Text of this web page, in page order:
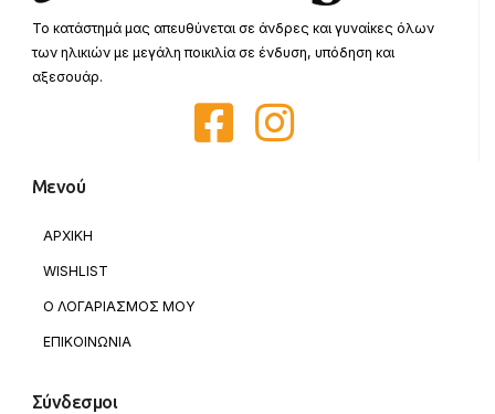
Το κατάστημά μας απευθύνεται σε άνδρες και γυναίκες όλων
των ηλικιών με μεγάλη ποικιλία σε ένδυση, υπόδηση και
αξεσουάρ.
Μενού
ΑΡΧΙΚΗ
WISHLIST
Ο ΛΟΓΑΡΙΑΣΜΟΣ ΜΟΥ
ΕΠΙΚΟΙΝΩΝΙΑ
Σύνδεσμοι